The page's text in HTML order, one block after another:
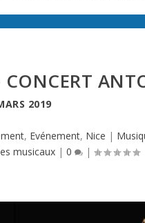
2019
, Evénement, Nice |
musicaux| 0 |